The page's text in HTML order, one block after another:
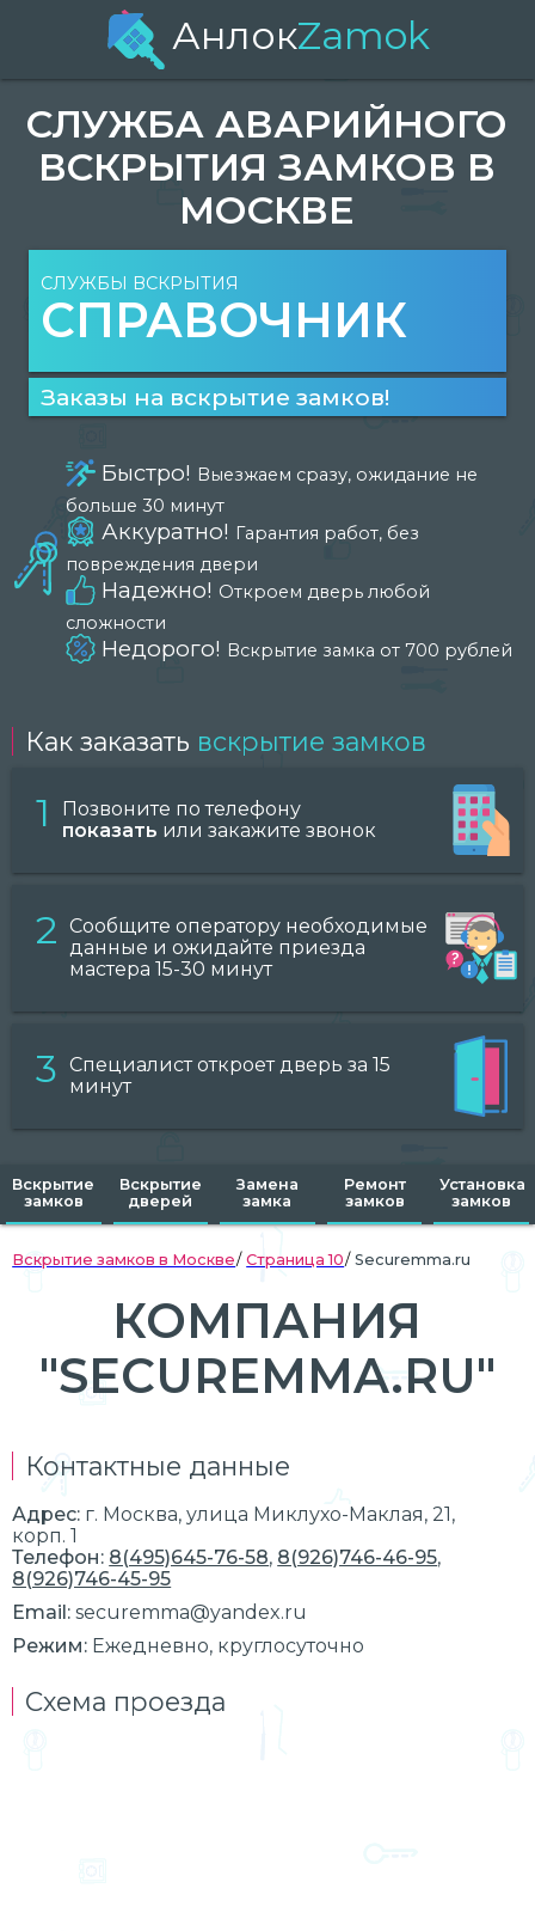
АнлокZamok
СЛУЖБА АВАРИЙНОГО
ВСКРЫТИЯ ЗАМКОВ В
МОСКВЕ
СЛУЖБЫ ВСКРЫТИЯ
СПРАВОЧНИК
Заказы на вскрытие замков!
Быстро! Выезжаем сразу, ожидание не
больше 30 минут
Аккуратно! Гарантия работ, без
повреждения двери
Надежно! Откроем дверь любой
сложности
Недорого! Вскрытие замка от 700 рублей
Как заказать вскрытие замков
1
Позвоните по телефону
показать или закажите звонок
2 Сообщите оператору необходимые
данные и ожидайте приезда
мастера 15-30 минут
3 Специалист откроет дверь за 15
минут
Вскрытие
замков
Вскрытие
дверей
Замена
замка
Ремонт
замков
Установка
замков
Вскрытие замков в Москве Страница 10 Securemma.ru
КОМПАНИЯ
"SECUREMMA.RU"
Контактные данные
Адрес: г. Москва, улица Миклухо-Маклая, 21,
корп. 1
Телефон: 8(495)645-76-58, 8(926)746-46-95,
8(926)746-45-95
Email: securemma@yandex.ru
Режим: Ежедневно, круглосуточно
Схема проезда